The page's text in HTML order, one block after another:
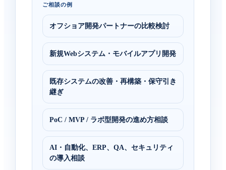
ご相談の例
オフショア開発パートナーの比較検討
新規Webシステム・モバイルアプリ開発
既存システムの改善・再構築・保守引き
継ぎ
PoC / MVP / ラボ型開発の進め方相談
AI・自動化、ERP、QA、セキュリティ
の導入相談